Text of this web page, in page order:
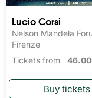
Lucio Corsi
Nelson Mandela
Firenze
Tickets from